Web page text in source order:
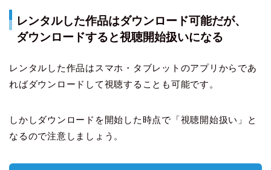
レンタルした作品はダウンロード可能だが、
ダウンロードすると視聴開始扱いになる
レンタルした作品はスマホ・タブレットのアプリからであ
ればダウンロードして視聴することも可能です。
しかしダウンロードを開始した時点で「視聴開始扱い」と
なるので注意しましょう。